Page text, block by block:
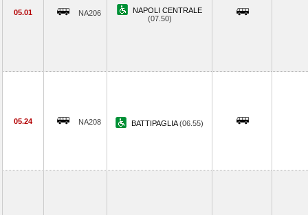
05.01 NA206
NAPOLI CENTRALE
(07.50)
05.24 NA208 BATTIPAGLIA(06.55)